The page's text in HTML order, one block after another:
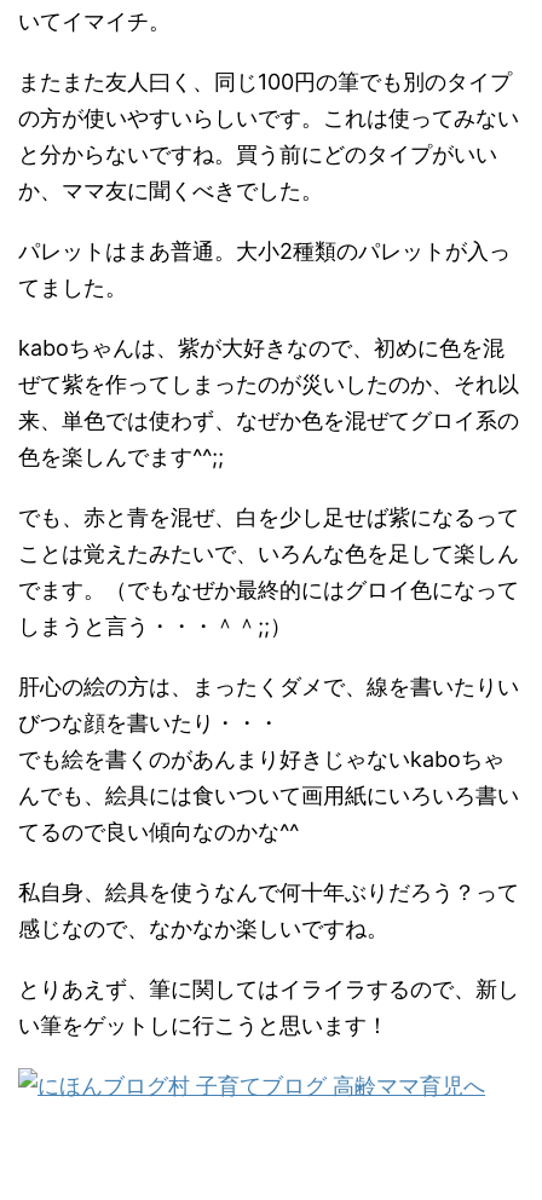
いてイマイチ。
またまた友人曰く、同じ100円の筆でも別のタイプ
の方が使いやすいらしいです。これは使ってみない
と分からないですね。買う前にどのタイプがいい
か、ママ友に聞くべきでした。
パレットはまあ普通。大小2種類のパレットが入っ
てました。
kaboちゃんは、紫が大好きなので、初めに色を混
ぜて紫を作ってしまったのが災いしたのか、それ以
来、単色では使わず、なぜか色を混ぜてグロイ系の
色を楽しんでます^^;;
でも、赤と青を混ぜ、白を少し足せば紫になるって
ことは覚えたみたいで、いろんな色を足して楽しん
でます。（でもなぜか最終的にはグロイ色になって
しまうと言う・・・＾＾;;）
肝心の絵の方は、まったくダメで、線を書いたりい
びつな顔を書いたり・・・
でも絵を書くのがあんまり好きじゃないkaboちゃ
んでも、絵具には食いついて画用紙にいろいろ書い
てるので良い傾向なのかな^^
私自身、絵具を使うなんで何十年ぶりだろう？って
感じなので、なかなか楽しいですね。
とりあえず、筆に関してはイライラするので、新し
い筆をゲットしに行こうと思います！